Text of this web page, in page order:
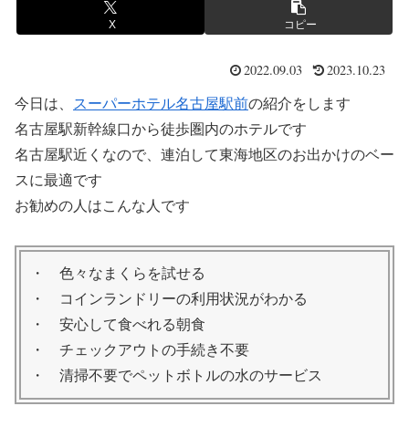
X コピー
2022.09.03 2023.10.23
今日は、 スーパーホテル名古屋駅前の紹介をします
名古屋駅新幹線口から徒歩圏内のホテルです
名古屋駅近くなので、連泊して東海地区のお出かけのベー
スに最適です
お勧めの人はこんな人です
・ 色々なまくらを試せる
・ コインランドリーの利用状況がわかる
・ 安心して食べれる朝食
・ チェックアウトの手続き不要
・ 清掃不要でペットボトルの水のサービス